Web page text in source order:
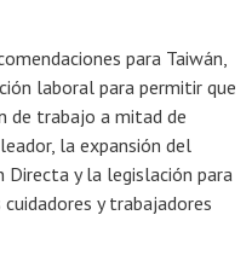
para Taiwán,
laboral para permitir que
de trabajo a mitad de
la expansión del
Directa y la legislación para
y trabajadores